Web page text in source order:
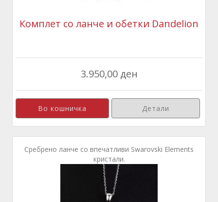
Комплет со ланче и обетки Dandelion
3.950,00 ден
Детали
Сребрено ланче со впечатливи Swarovski Elements
кристали.